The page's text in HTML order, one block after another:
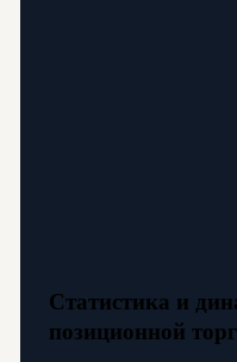
Статистика и
позиционной